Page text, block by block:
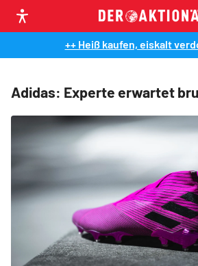
++ Heiß kaufen, eiskalt
Adidas: Experte erwartet